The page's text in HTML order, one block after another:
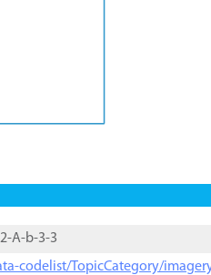
A-b-3-3
codelist/TopicCategory/